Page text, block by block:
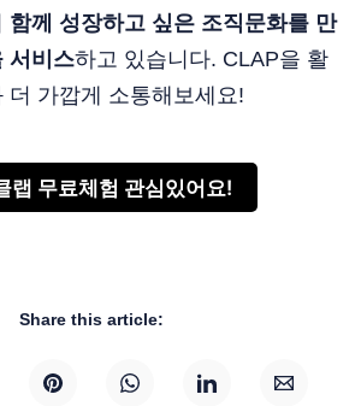
함께 성장하고 싶은 조직문화를 만
서비스하고 있습니다. CLAP을 활
더 가깝게 소통해보세요!
클랩 무료체험 관심있어요!
Share this article: